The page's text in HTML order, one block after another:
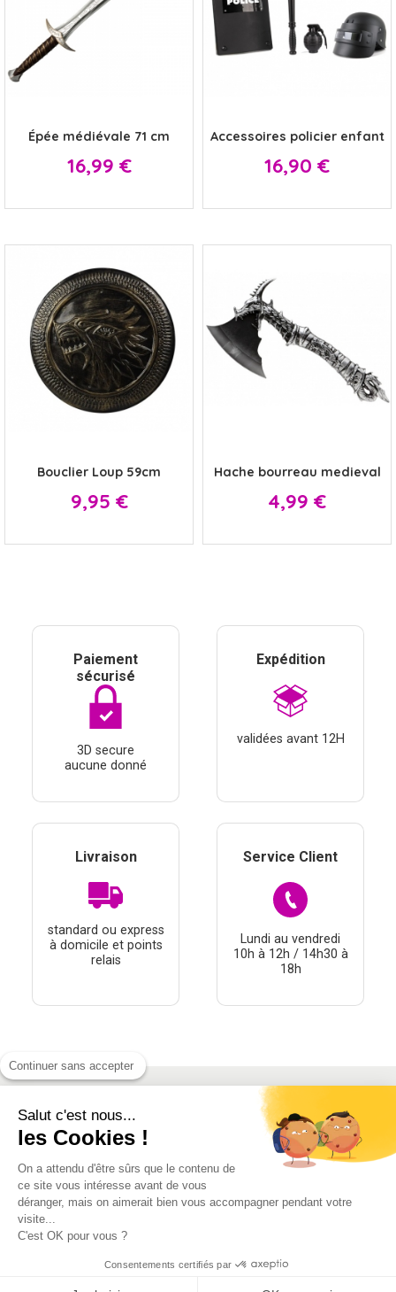
Épée médiévale 71 cm
Prix
16,99 €
Accessoires policier enfant
Prix
16,90 €
Bouclier Loup 59cm
Prix
9,95 €
Hache bourreau medieval
Prix
4,99 €
Paiement
sécurisé
3D secure
aucune donné
Expédition
validées avant 12H
Livraison
standard ou express
à domicile et points
relais
Service Client
Lundi au vendredi
10h à 12h / 14h30 à
18h
À PROPOS
THÉMATIQUES
À DÉCOUVRIR
MON COMPTE
Continuer sans accepter
Salut c'est nous...
les Cookies !
On a attendu d'être sûrs que le contenu de
ce site vous intéresse avant de vous
déranger, mais on aimerait bien vous accompagner pendant votre
visite...
C'est OK pour vous ?
Consentements certifiés par